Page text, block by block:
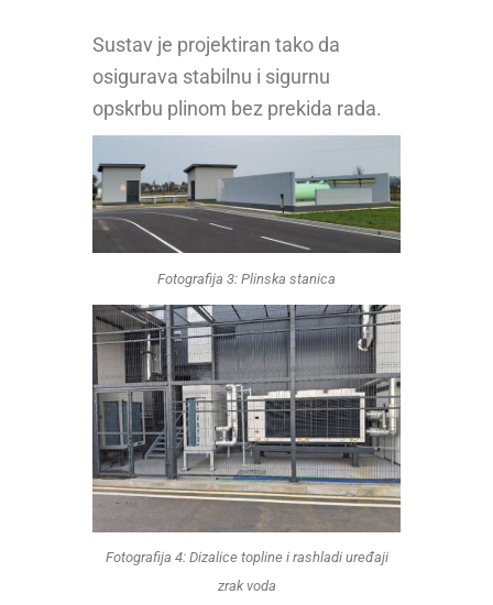
Sustav je projektiran tako da
osigurava stabilnu i sigurnu
opskrbu plinom bez prekida rada.
Fotografija 3: Plinska stanica
Fotografija 4: Dizalice topline i rashladi uređaji
zrak voda